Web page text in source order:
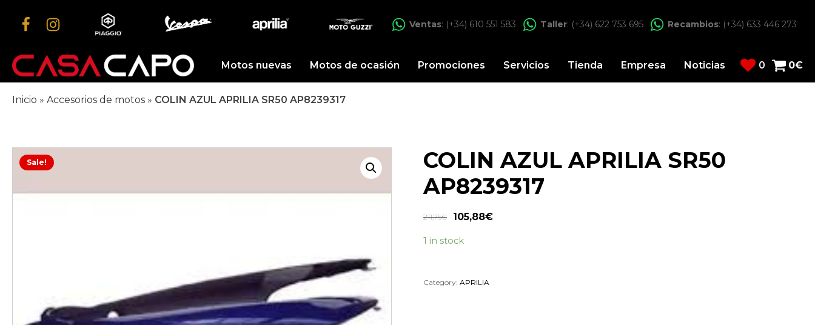
Ventas: (+34) 610 551 583 Taller: (+34) 622 753 695 Recambios: (+34) 633 446 273
Motos nuevas Motos de ocasión Promociones Servicios Tienda Empresa Noticias 0 0€
Inicio » Accesorios de motos » COLIN AZUL APRILIA SR50 AP8239317
Sale!
COLIN AZUL APRILIA SR50
AP8239317
211,75€ 105,88€
1 in stock
Category:APRILIA